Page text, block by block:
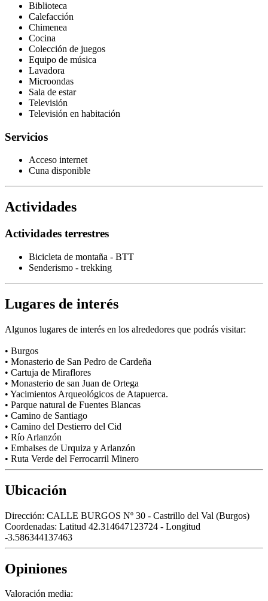
Biblioteca
Calefacción
Chimenea
Cocina
Colección de juegos
Equipo de música
Lavadora
Microondas
Sala de estar
Televisión
Televisión en habitación
Servicios
Acceso internet
Cuna disponible
Actividades
Actividades terrestres
Bicicleta de montaña - BTT
Senderismo - trekking
Lugares de interés
Algunos lugares de interés en los alrededores que podrás visitar:
• Burgos
• Monasterio de San Pedro de Cardeña
• Cartuja de Miraflores
• Monasterio de san Juan de Ortega
• Yacimientos Arqueológicos de Atapuerca.
• Parque natural de Fuentes Blancas
• Camino de Santiago
• Camino del Destierro del Cid
• Río Arlanzón
• Embalses de Urquiza y Arlanzón
• Ruta Verde del Ferrocarril Minero
Ubicación
Dirección: CALLE BURGOS Nº 30 - Castrillo del Val (Burgos)
Coordenadas: Latitud 42.314647123724 - Longitud
-3.586344137463
Opiniones
Valoración media: